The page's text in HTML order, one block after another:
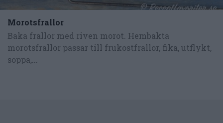
Morotsfrallor
Baka frallor med riven morot. Hembakta
morotsfrallor passar till frukostfrallor, fika, utflykt,
soppa,...